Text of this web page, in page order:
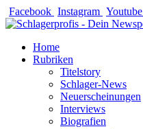
Zum
Inhalt
Facebook Instagram Youtube
Home
Rubriken
Titelstory
Schlager-News
Neuerscheinungen
Interviews
Biografien